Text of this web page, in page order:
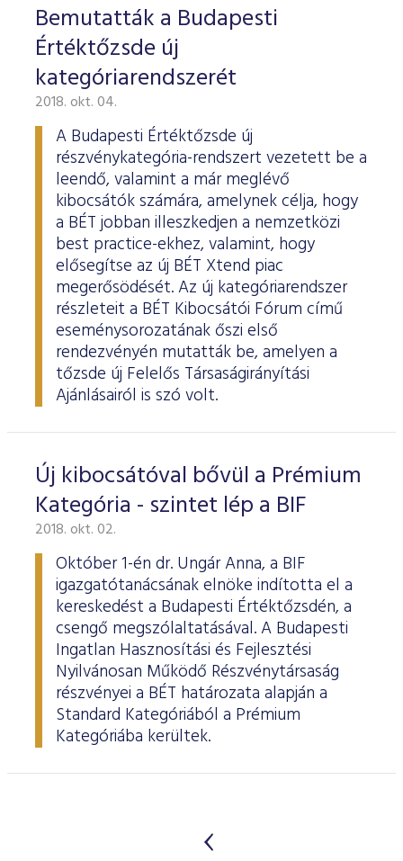
Bemutatták a Budapesti
Értéktőzsde új
kategóriarendszerét
2018. okt. 04.
A Budapesti Értéktőzsde új
részvénykategória-rendszert vezetett be a
leendő, valamint a már meglévő
kibocsátók számára, amelynek célja, hogy
a BÉT jobban illeszkedjen a nemzetközi
best practice-ekhez, valamint, hogy
elősegítse az új BÉT Xtend piac
megerősödését. Az új kategóriarendszer
részleteit a BÉT Kibocsátói Fórum című
eseménysorozatának őszi első
rendezvényén mutatták be, amelyen a
tőzsde új Felelős Társaságirányítási
Ajánlásairól is szó volt.
Új kibocsátóval bővül a Prémium
Kategória - szintet lép a BIF
2018. okt. 02.
Október 1-én dr. Ungár Anna, a BIF
igazgatótanácsának elnöke indította el a
kereskedést a Budapesti Értéktőzsdén, a
csengő megszólaltatásával. A Budapesti
Ingatlan Hasznosítási és Fejlesztési
Nyilvánosan Működő Részvénytársaság
részvényei a BÉT határozata alapján a
Standard Kategóriából a Prémium
Kategóriába kerültek.